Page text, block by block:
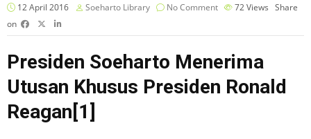
12 April 2016 Soeharto Library No Comment 72Views Share
on
Presiden Soeharto Menerima
Utusan Khusus Presiden Ronald
Reagan [1]